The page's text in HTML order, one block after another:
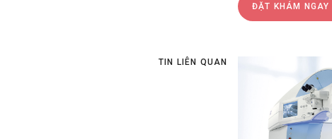
ĐẶT KHÁM NGAY
TIN LIÊN QUAN